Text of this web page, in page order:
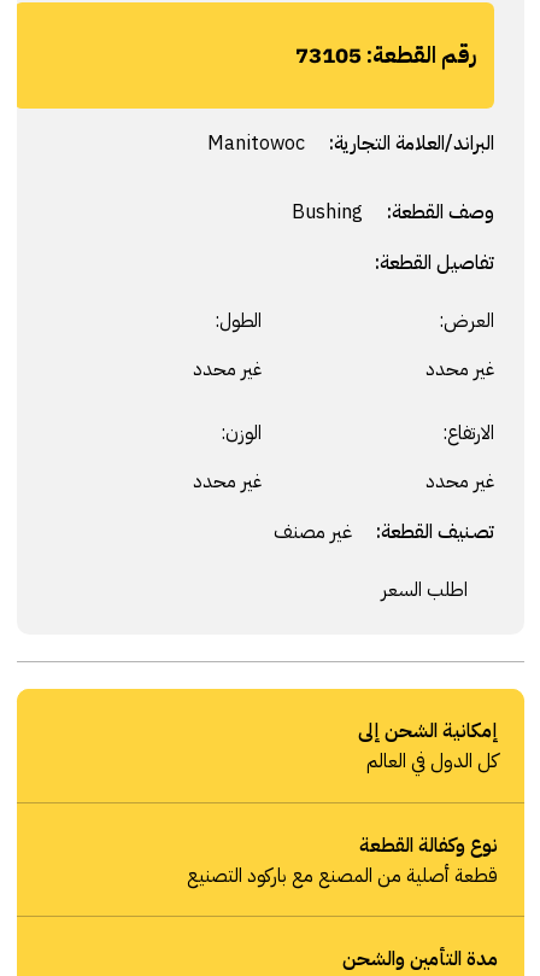
رقم القطعة:73105
البراند/العلامة التجارية: Manitowoc
وصف القطعة:
تفاصيل القطعة:
العرض:
غير محدد
الطول:
غير محدد
الارتفاع:
غير محدد
الوزن:
غير محدد
تصنيف القطعة: غير مصنف
اطلب السعر
إمكانية الشحن إلى
كل الدول في العالم
نوع وكفالة القطعة
قطعة أصلية من المصنع مع باركود التصنيع
مدة التأمين والشحن